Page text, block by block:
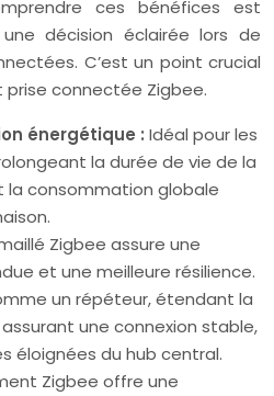
ces bénéfices est
décision éclairée lors de
C’est un point crucial
prise connectée Zigbee.
énergétique : Idéal pour les
la durée de vie de la
consommation globale
Zigbee assure une
et une meilleure résilience.
un répéteur, étendant la
une connexion stable,
éloignées du hub central.
Zigbee offre une